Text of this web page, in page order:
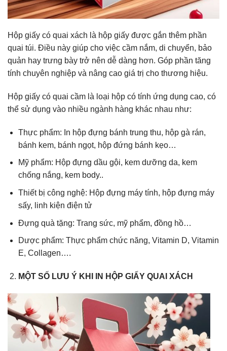
Hộp giấy có quai xách là hộp giấy được gắn thêm phần
quai túi. Điều này giúp cho việc cầm nắm, di chuyển, bảo
quản hay trưng bày trở nên dễ dàng hơn. Góp phần tăng
tính chuyên nghiệp và nâng cao giá trị cho thương hiệu.
Hộp giấy có quai cầm là loại hộp có tính ứng dụng cao, có
thể sử dụng vào nhiều ngành hàng khác nhau như:
Thực phẩm: In hộp đựng bánh trung thu, hộp gà rán,
bánh kem, bánh ngọt, hộp đứng bánh kẹo…
Mỹ phẩm: Hộp đựng dầu gội, kem dưỡng da, kem
chống nắng, kem body..
Thiết bị công nghệ: Hộp đựng máy tính, hộp đựng máy
sấy, linh kiện điện tử
Đựng quà tặng: Trang sức, mỹ phẩm, đồng hồ…
Dược phẩm: Thực phẩm chức năng, Vitamin D, Vitamin
E, Collagen….
MỘT SỐ LƯU Ý KHI IN HỘP GIẤY QUAI XÁCH